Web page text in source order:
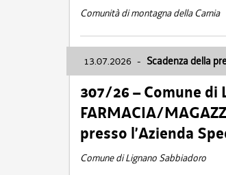
Comunità di montagna della Carnia
13.07.2026 - Scadenza della
307/26 – Comune di
FARMACIA/
presso l’Azienda
Comune di Lignano Sabbiadoro